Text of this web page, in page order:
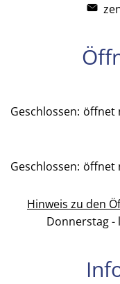
Klicken, um weitere
Geschlossen: öffnet
Klicken, um weitere
Geschlossen: öffnet
Hinweis zu den
Donnerstag -